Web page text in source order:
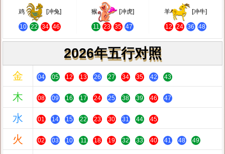
鸡 [冲兔]
10 22 34 46
猴 [冲虎]
11 23 35 47
羊 [冲牛]
12 24 36 48
2026年五行对照
金 04 05 12 13 26 27 34 35 42 43
木 08 09 16 17 24 25 38 39 46 47
水 01 14 15 22 23 30 31 44 45
火 02 03 10 11 18 19 32 33 40 41 48 49